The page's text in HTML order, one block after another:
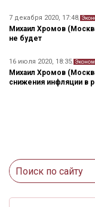
Lifestyle
Мурзилка
7 декабря 2020, 17:48,
Михаил Хромов
не будет
16 июля 2020, 18:35,
Михаил Хромов
снижения инфляции в